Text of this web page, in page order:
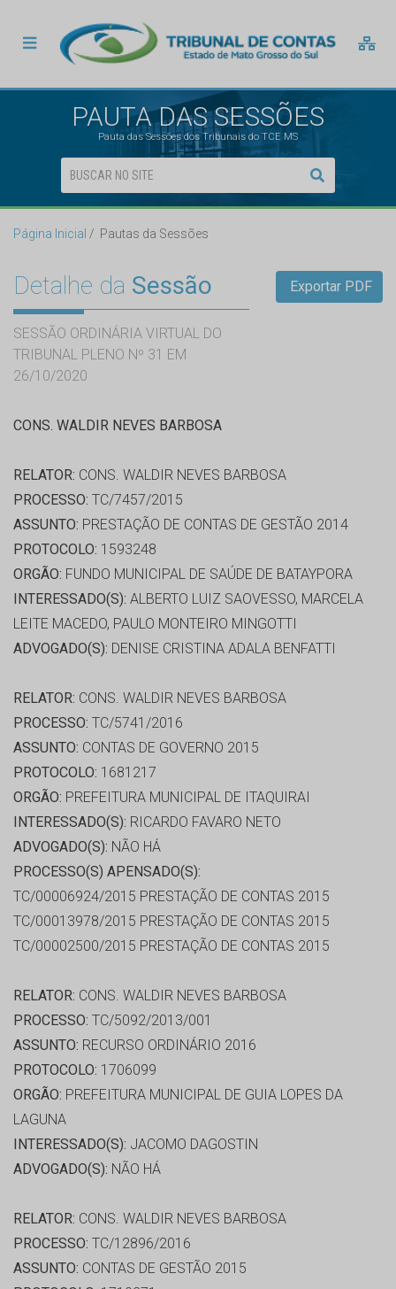
PAUTA DAS SESSÕES
Pauta das Sessões dos Tribunais do TCE MS
Página Inicial Pautas da Sessões
Detalhe da Sessão
SESSÃO ORDINÁRIA VIRTUAL DO
TRIBUNAL PLENO Nº 31 EM
26/10/2020
Exportar PDF
CONS. WALDIR NEVES BARBOSA
RELATOR: CONS. WALDIR NEVES BARBOSA
PROCESSO: TC/7457/2015
ASSUNTO: PRESTAÇÃO DE CONTAS DE GESTÃO 2014
PROTOCOLO: 1593248
ORGÃO: FUNDO MUNICIPAL DE SAÚDE DE BATAYPORA
INTERESSADO(S): ALBERTO LUIZ SAOVESSO, MARCELA
LEITE MACEDO, PAULO MONTEIRO MINGOTTI
ADVOGADO(S): DENISE CRISTINA ADALA BENFATTI
RELATOR: CONS. WALDIR NEVES BARBOSA
PROCESSO: TC/5741/2016
ASSUNTO: CONTAS DE GOVERNO 2015
PROTOCOLO: 1681217
ORGÃO: PREFEITURA MUNICIPAL DE ITAQUIRAI
INTERESSADO(S): RICARDO FAVARO NETO
ADVOGADO(S): NÃO HÁ
PROCESSO(S) APENSADO(S):
TC/00006924/2015 PRESTAÇÃO DE CONTAS 2015
TC/00013978/2015 PRESTAÇÃO DE CONTAS 2015
TC/00002500/2015 PRESTAÇÃO DE CONTAS 2015
RELATOR: CONS. WALDIR NEVES BARBOSA
PROCESSO: TC/5092/2013/001
ASSUNTO: RECURSO ORDINÁRIO 2016
PROTOCOLO: 1706099
ORGÃO: PREFEITURA MUNICIPAL DE GUIA LOPES DA
LAGUNA
INTERESSADO(S): JACOMO DAGOSTIN
ADVOGADO(S): NÃO HÁ
RELATOR: CONS. WALDIR NEVES BARBOSA
PROCESSO: TC/12896/2016
ASSUNTO: CONTAS DE GESTÃO 2015